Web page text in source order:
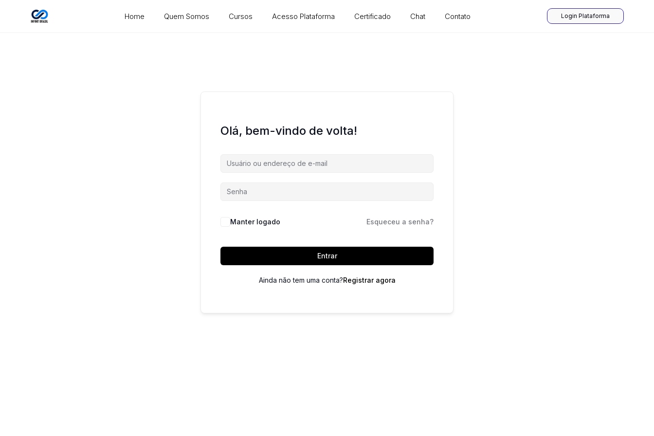
Home Quem Somos Cursos Acesso Plataforma Certificado Chat Contato Login Plataforma
Olá, bem-vindo de volta!
Manter logado Esqueceu a senha?
Entrar
Ainda não tem uma conta?Registrar agora